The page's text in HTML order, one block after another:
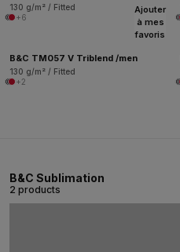
130 g/m² / Fitted
+6
Ajouter
à mes
favoris
B&C TM057 V Triblend /men
130 g/m² / Fitted
+2
B&C Sublimation
2 products